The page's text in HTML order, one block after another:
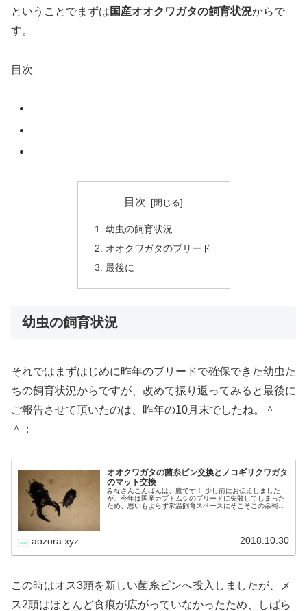
ということでまずは 国産オオクワガタの飼育状況からで
す。
目次
目次
幼虫の飼育状況
オオクワガタのブリード
最後に
幼虫の飼育状況
それではまずはじめに昨年のブリードで確保できた幼虫た
ちの飼育状況からですが、改めて振り返ってみると最後に
ご報告させて頂いたのは、昨年の10月末でしたね。＾
＾；
オオクワガタの菌糸ビン交換とノコギリクワガタ
のマット交換
みなさんこんばんは、鷹です！ 少し前にお伝えしました
が、今年は国産カブトムシのブリードに失敗してしまった
ため、思いもよらず常温飼育スペースにそこそこの余裕が
aozora.xyz 2018.10.30
この時はオス3頭を新しい菌糸ビンへ投入しましたが、メ
ス2頭はほとんど食痕が広がっていなかったため、しばら